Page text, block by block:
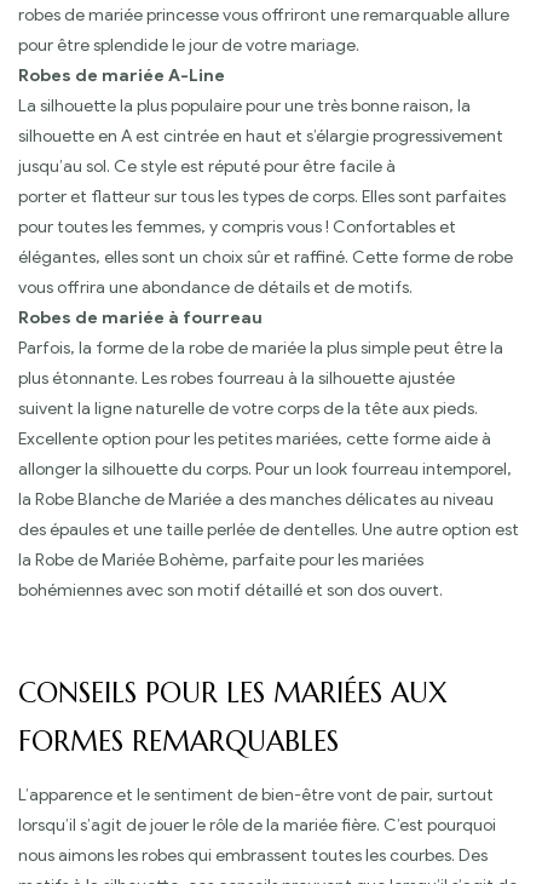
robes de mariée princesse vous offriront une remarquable allure
pour être splendide le jour de votre mariage.
Robes de mariée A-Line
La silhouette la plus populaire pour une très bonne raison, la
silhouette en A est cintrée en haut et s’élargie progressivement
jusqu’au sol. Ce style est réputé pour être facile à
porter et flatteur sur tous les types de corps. Elles sont parfaites
pour toutes les femmes, y compris vous ! Confortables et
élégantes, elles sont un choix sûr et raffiné. Cette forme de robe
vous offrira une abondance de détails et de motifs.
Robes de mariée à fourreau
Parfois, la forme de la robe de mariée la plus simple peut être la
plus étonnante. Les robes fourreau à la silhouette ajustée
suivent la ligne naturelle de votre corps de la tête aux pieds.
Excellente option pour les petites mariées, cette forme aide à
allonger la silhouette du corps. Pour un look fourreau intemporel,
la Robe Blanche de Mariée a des manches délicates au niveau
des épaules et une taille perlée de dentelles. Une autre option est
la Robe de Mariée Bohème, parfaite pour les mariées
bohémiennes avec son motif détaillé et son dos ouvert.
CONSEILS POUR LES MARIÉES AUX
FORMES REMARQUABLES
L’apparence et le sentiment de bien-être vont de pair, surtout
lorsqu’il s’agit de jouer le rôle de la mariée fière. C’est pourquoi
nous aimons les robes qui embrassent toutes les courbes. Des